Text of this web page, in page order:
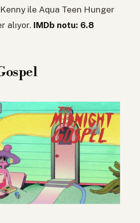
Kenny ile Aqua Teen Hunger
alıyor. IMDb notu: 6.8